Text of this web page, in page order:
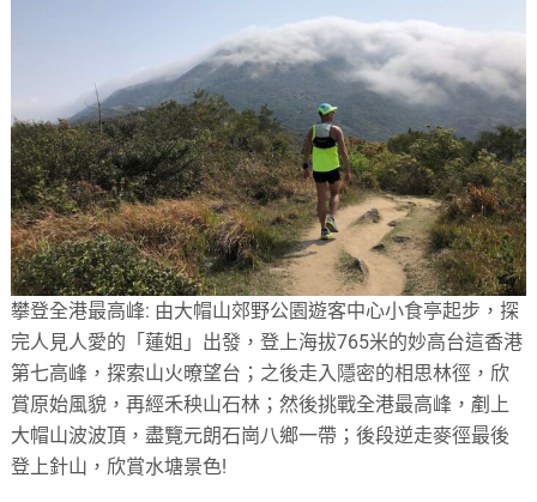
攀登全港最高峰: 由大帽山郊野公園遊客中心小食亭起步，探
完人見人愛的「蓮姐」出發，登上海拔765米的妙高台這香港
第七高峰，探索山火暸望台；之後走入隱密的相思林徑，欣
賞原始風貌，再經禾秧山石林；然後挑戰全港最高峰，剷上
大帽山波波頂，盡覽元朗石崗八鄉一帶；後段逆走麥徑最後
登上針山，欣賞水塘景色!